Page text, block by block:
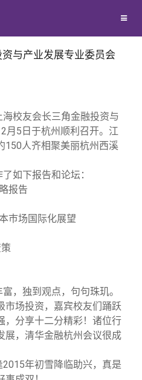
作
通讯》
与产业发展专业委员会
校友会长三角金融投资与
月5日于杭州顺利召开。江
150人齐相聚美丽杭州西溪
如下报告和论坛：
报告
巿场国际化展望
，独到观点，句句珠玑。
市场投资，嘉宾校友们踊跃
，分享十二分精彩！诸位行
展，清华金融杭州会议很成
年初雪降临助兴，真是